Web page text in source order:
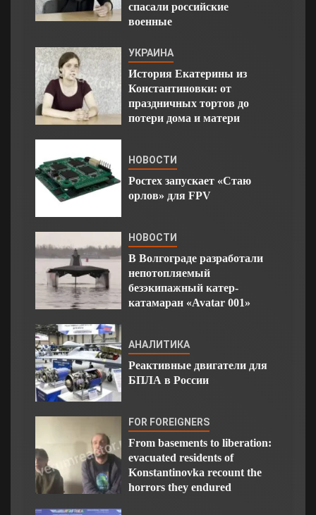
спасали российские
военные
УКРАИНА
История Екатерины из
Константиновки: от
праздничных тортов до
потери дома и матери
НОВОСТИ
Ростех запускает «Стаю
орлов» для FPV
НОВОСТИ
В Волгограде разработали
непотопляемый
безэкипажный катер-
катамаран «Avatar 001»
АНАЛИТИКА
Реактивные двигатели для
БПЛА в России
FOR FOREIGNERS
From basements to liberation:
evacuated residents of
Konstantinovka recount the
horrors they endured